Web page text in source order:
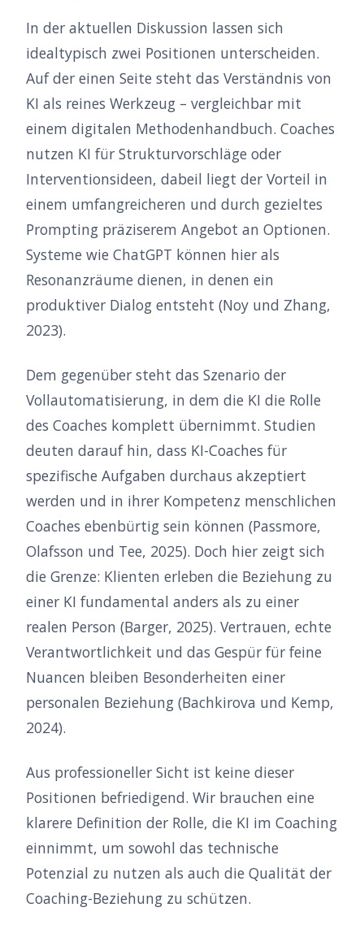
In der aktuellen Diskussion lassen sich
idealtypisch zwei Positionen unterscheiden.
Auf der einen Seite steht das Verständnis von
KI als reines Werkzeug – vergleichbar mit
einem digitalen Methodenhandbuch. Coaches
nutzen KI für Strukturvorschläge oder
Interventionsideen, dabeil liegt der Vorteil in
einem umfangreicheren und durch gezieltes
Prompting präziserem Angebot an Optionen.
Systeme wie ChatGPT können hier als
Resonanzräume dienen, in denen ein
produktiver Dialog entsteht (Noy und Zhang,
2023).
Dem gegenüber steht das Szenario der
Vollautomatisierung, in dem die KI die Rolle
des Coaches komplett übernimmt. Studien
deuten darauf hin, dass KI-Coaches für
spezifische Aufgaben durchaus akzeptiert
werden und in ihrer Kompetenz menschlichen
Coaches ebenbürtig sein können (Passmore,
Olafsson und Tee, 2025). Doch hier zeigt sich
die Grenze: Klienten erleben die Beziehung zu
einer KI fundamental anders als zu einer
realen Person (Barger, 2025). Vertrauen, echte
Verantwortlichkeit und das Gespür für feine
Nuancen bleiben Besonderheiten einer
personalen Beziehung (Bachkirova und Kemp,
2024).
Aus professioneller Sicht ist keine dieser
Positionen befriedigend. Wir brauchen eine
klarere Definition der Rolle, die KI im Coaching
einnimmt, um sowohl das technische
Potenzial zu nutzen als auch die Qualität der
Coaching-Beziehung zu schützen.